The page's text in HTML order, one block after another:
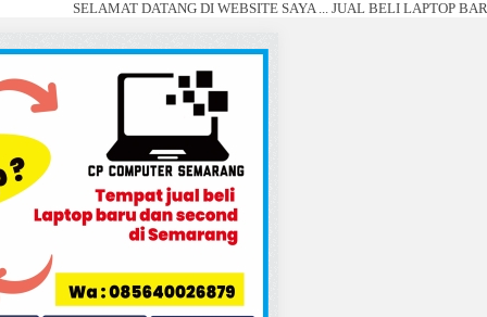
DATANG DI WEBSITE SAYA ... JUAL BELI LAPTOP BARU DAN